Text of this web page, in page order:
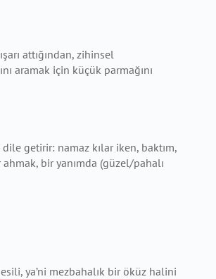
attığından, zihinsel
aramak için küçük parmağını
getirir: namaz kılar iken, baktım,
ahmak, bir yanımda (güzel/pahalı
ya’ni mezbahalık bir öküz halini